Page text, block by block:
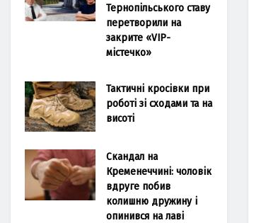
Тернопільського ставу
перетворили на
закрите «VIP-
містечко»
Тактичні кросівки при
роботі зі сходами та на
висоті
Скандал на
Кременеччині: чоловік
вдруге побив
колишню дружину і
опинився на лаві